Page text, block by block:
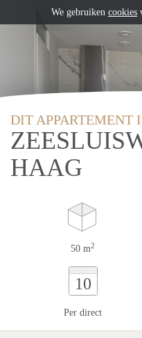
DIT APPARTEMENT
HAAG
50 m2
10
Per direct
We gebruiken cookies